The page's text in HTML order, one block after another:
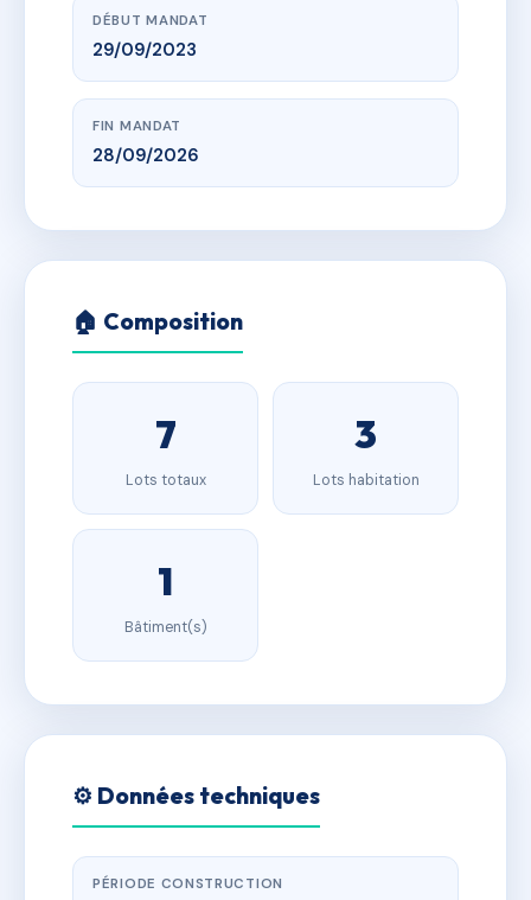
DÉBUT MANDAT
29/09/2023
FIN MANDAT
28/09/2026
🏠 Composition
7
Lots totaux
3
Lots habitation
1
Bâtiment(s)
⚙️ Données techniques
PÉRIODE CONSTRUCTION